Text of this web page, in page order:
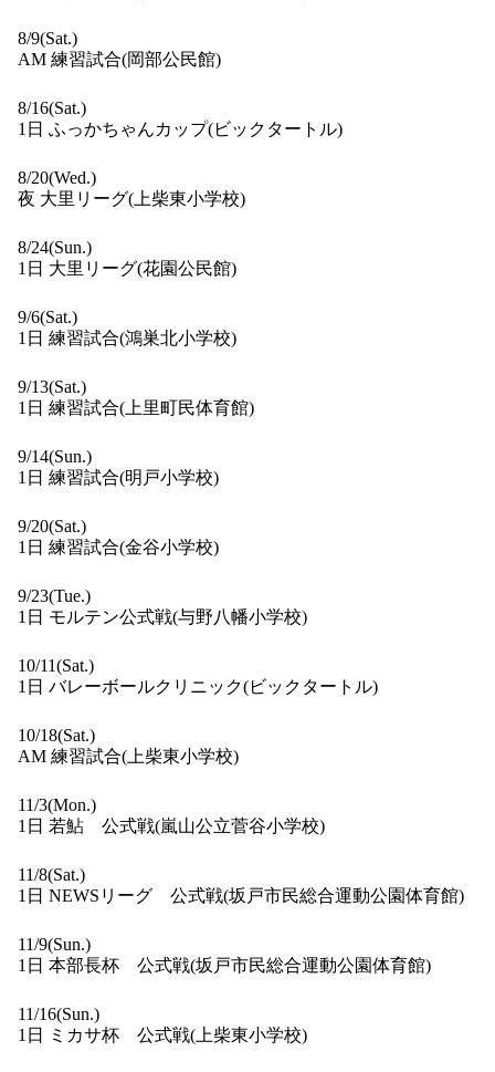
8/9(Sat.)
AM 練習試合(岡部公民館)
8/16(Sat.)
1日 ふっかちゃんカップ(ビックタートル)
8/20(Wed.)
夜 大里リーグ(上柴東小学校)
8/24(Sun.)
1日 大里リーグ(花園公民館)
9/6(Sat.)
1日 練習試合(鴻巣北小学校)
9/13(Sat.)
1日 練習試合(上里町民体育館)
9/14(Sun.)
1日 練習試合(明戸小学校)
9/20(Sat.)
1日 練習試合(金谷小学校)
9/23(Tue.)
1日 モルテン公式戦(与野八幡小学校)
10/11(Sat.)
1日 バレーボールクリニック(ビックタートル)
10/18(Sat.)
AM 練習試合(上柴東小学校)
11/3(Mon.)
1日 若鮎 公式戦(嵐山公立菅谷小学校)
11/8(Sat.)
1日 NEWSリーグ 公式戦(坂戸市民総合運動公園体育館)
11/9(Sun.)
1日 本部長杯 公式戦(坂戸市民総合運動公園体育館)
11/16(Sun.)
1日 ミカサ杯 公式戦(上柴東小学校)